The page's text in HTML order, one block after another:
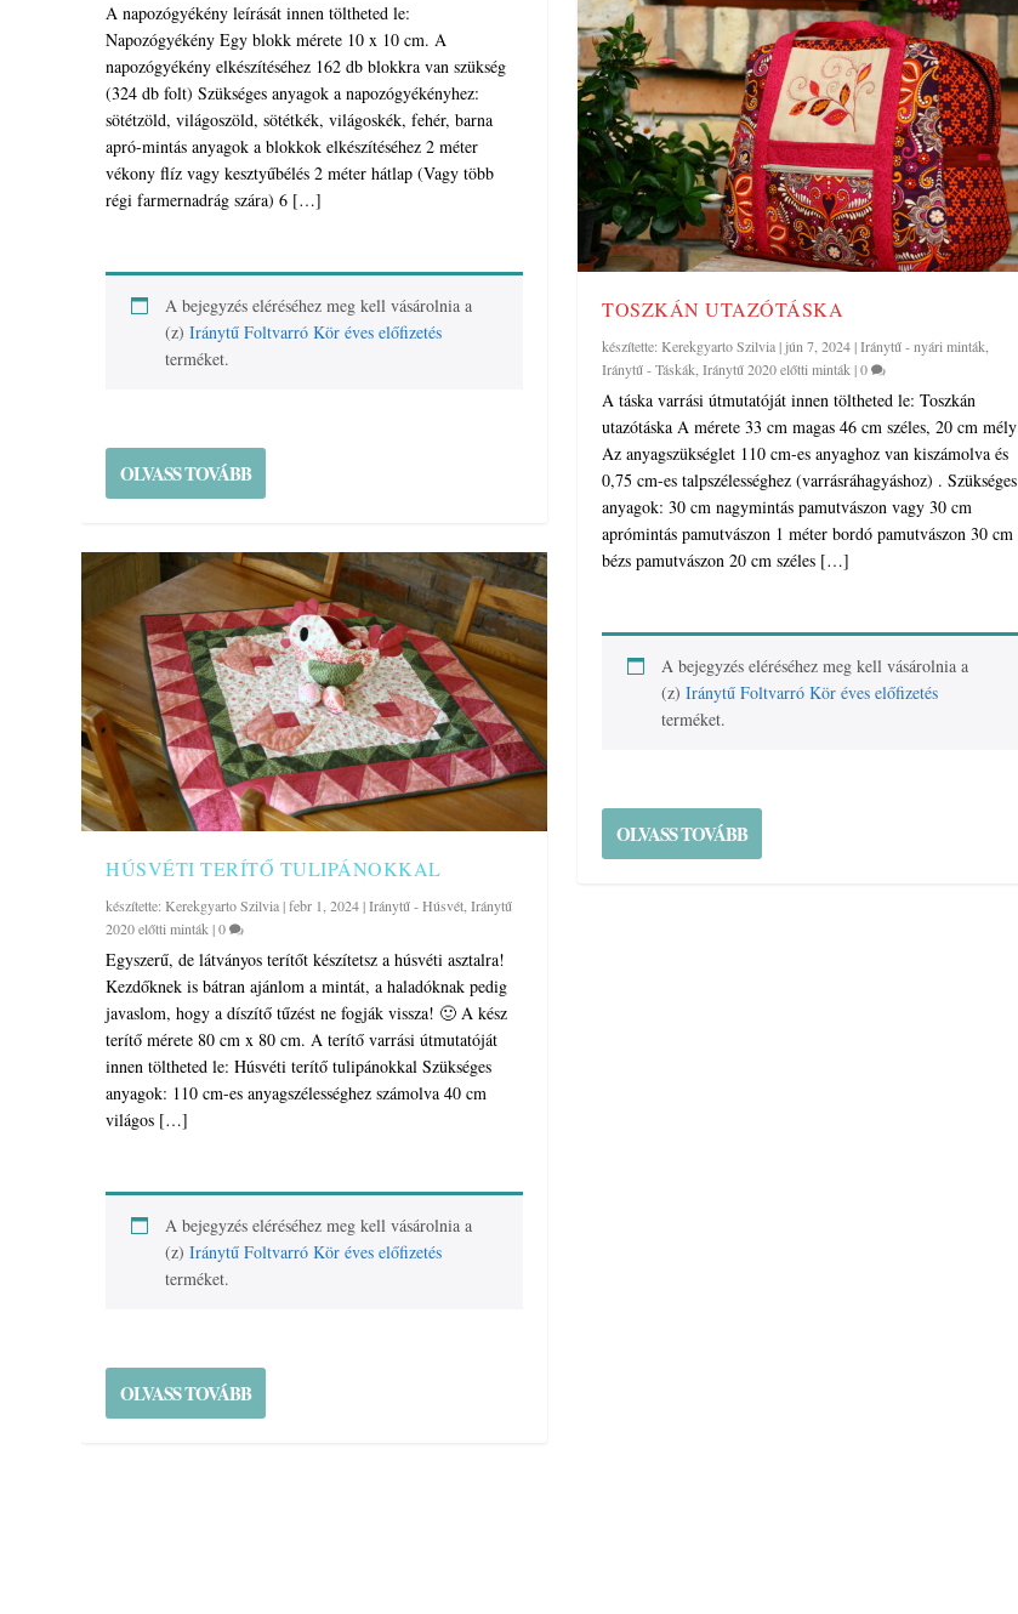
A napozógyékény leírását innen töltheted le:
Napozógyékény Egy blokk mérete 10 x 10 cm. A
napozógyékény elkészítéséhez 162 db blokkra van szükség
(324 db folt) Szükséges anyagok a napozógyékényhez:
sötétzöld, világoszöld, sötétkék, világoskék, fehér, barna
apró-mintás anyagok a blokkok elkészítéséhez 2 méter
vékony flíz vagy kesztyűbélés 2 méter hátlap (Vagy több
régi farmernadrág szára) 6 […]
A bejegyzés eléréséhez meg kell vásárolnia a
(z)Iránytű Foltvarró Kör éves előfizetés
terméket.
OLVASS TOVÁBB
HÚSVÉTI TERÍTŐ TULIPÁNOKKAL
készítette:Kerekgyarto Szilvia|febr 1, 2024|Iránytű - Húsvét,Iránytű
2020 előtti minták|0
Egyszerű, de látványos terítőt készítetsz a húsvéti asztalra!
Kezdőknek is bátran ajánlom a mintát, a haladóknak pedig
javaslom, hogy a díszítő tűzést ne fogják vissza! 🙂 A kész
terítő mérete 80 cm x 80 cm. A terítő varrási útmutatóját
innen töltheted le: Húsvéti terítő tulipánokkal Szükséges
anyagok: 110 cm-es anyagszélességhez számolva 40 cm
világos […]
A bejegyzés eléréséhez meg kell vásárolnia a
(z)Iránytű Foltvarró Kör éves előfizetés
terméket.
OLVASS TOVÁBB
TOSZKÁN UTAZÓTÁSKA
készítette:Kerekgyarto Szilvia| jún 7, 2024|Iránytű - nyári minták
Iránytű - Táskák ,Iránytű 2020 előtti minták |0
A táska varrási útmutatóját innen töltheted le: Toszkán
utazótáska A mérete 33 cm magas 46 cm széles, 20 cm mély
Az anyagszükséglet 110 cm-es anyaghoz van kiszámolva és
0,75 cm-es talpszélességhez (varrásráhagyáshoz) . Szükséges
anyagok: 30 cm nagymintás pamutvászon vagy 30 cm
aprómintás pamutvászon 1 méter bordó pamutvászon 30 cm
bézs pamutvászon 20 cm széles […]
A bejegyzés eléréséhez meg kell vásárolnia a
(z)Iránytű Foltvarró Kör éves előfizetés
terméket.
OLVASS TOVÁBB